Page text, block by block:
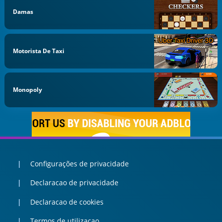
Damas
Motorista De Taxi
Monopoly
Configurações de privacidade
Declaracao de privacidade
Declaracao de cookies